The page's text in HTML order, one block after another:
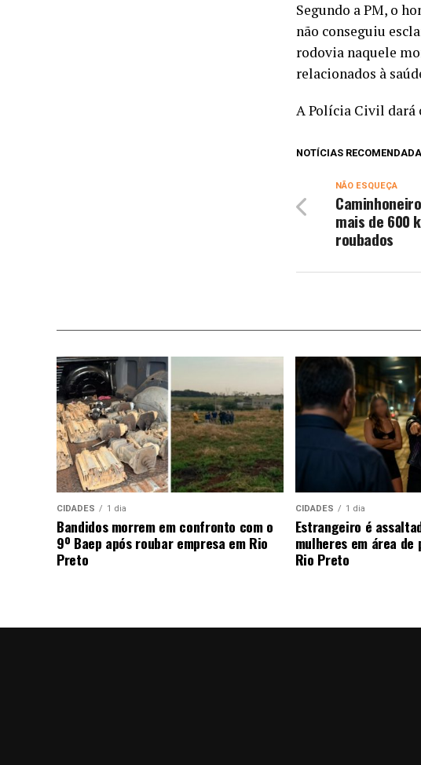
Segundo a PM, o
não conseguiu
rodovia naquele
relacionados à
A Polícia Civil dará
NOTÍCIAS
NÃO ESQUEÇA
mais de 600
roubados
CIDADES 1 dia
Bandidos morrem em confronto com o
9º Baep após roubar empresa em Rio
Preto
CIDADES 1 dia
Estrangeiro é
mulheres em área
Rio Preto